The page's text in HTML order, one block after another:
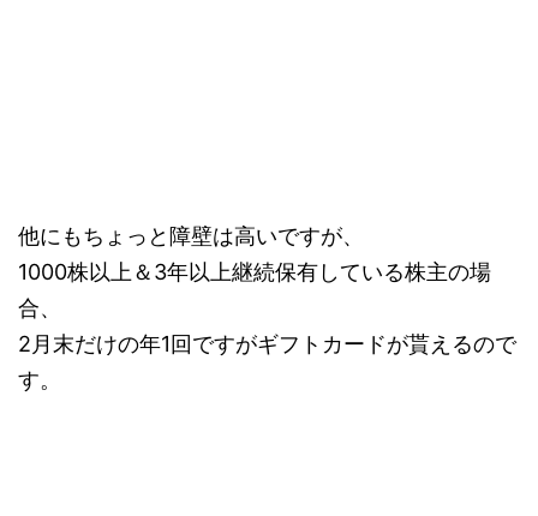
他にもちょっと障壁は高いですが、
1000株以上＆3年以上継続保有している株主の場
合、
2月末だけの年1回ですがギフトカードが貰えるので
す。